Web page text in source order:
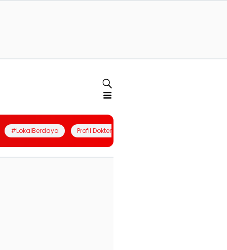
#LokalBerdaya Profil Dokter